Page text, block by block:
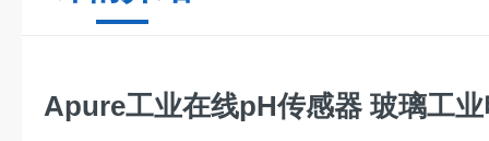
Apure工业在线pH传感器 玻璃工